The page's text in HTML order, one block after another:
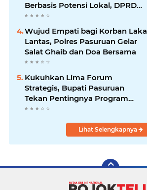
Berbasis Potensi Lokal, DPRD
Optimistis Meski Dihantam
Efisiensi Anggaran
Wujud Empati bagi Korban Laka
Lantas, Polres Pasuruan Gelar
Salat Ghaib dan Doa Bersama
Kukuhkan Lima Forum
Strategis, Bupati Pasuruan
Tekan Pentingnya Program
Nyata untuk Rakyat
Lihat Selengkapnya